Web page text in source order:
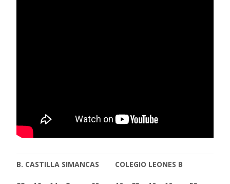
B. CASTILLA SIMANCAS COLEGIO LEONES B